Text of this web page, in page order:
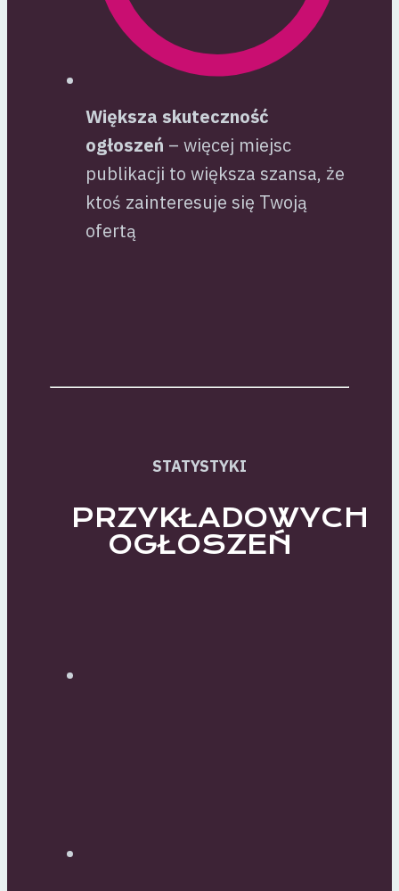
Większa skuteczność
ogłoszeń – więcej miejsc
publikacji to większa szansa, że
ktoś zainteresuje się Twoją
ofertą
STATYSTYKI
PRZYKŁADOWYCH
OGŁOSZEŃ